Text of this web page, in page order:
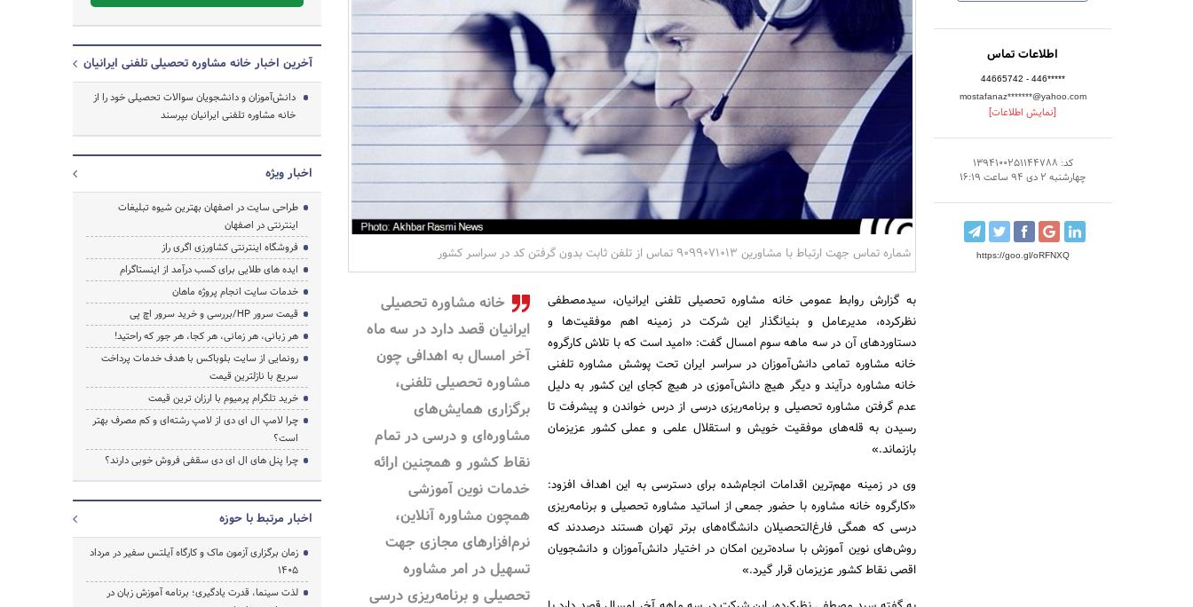
جستجو
اطلاعات تماس
44665742 - 446*****
mostafanaz*******@yahoo.com
[نمایش اطلاعات]
کد: 1394100251144788
چهارشنبه 2 دی 94 ساعت 16:19
https://goo.gl/oRFNXQ شماره تماس جهت ارتباط با مشاورین 9099071013 تماس از تلفن ثابت بدون گرفتن کد در سراسر کشور
خانه مشاوره تحصیلی
ایرانیان قصد دارد در سه ماه
آخر امسال به اهدافی چون
مشاوره تحصیلی تلفنی،
برگزاری همایش‌های
مشاوره‌ای و درسی در تمام
نقاط کشور و همچنین ارائه
خدمات نوین آموزشی
همچون مشاوره آنلاین،
نرم‌افزارهای مجازی جهت
تسهیل در امر مشاوره
تحصیلی و برنامه‌ریزی درسی
به گزارش روابط عمومی خانه مشاوره تحصیلی تلفنی ایرانیان، سیدمصطفی
نظرکرده، مدیرعامل و بنیانگذار این شرکت در زمینه اهم موفقیت‌ها و
دستاوردهای آن در سه ماهه سوم امسال گفت: «امید است که با تلاش کارگروه
خانه مشاوره تمامی دانش‌آموزان در سراسر ایران تحت پوشش مشاوره تلفنی
خانه مشاوره درآیند و دیگر هیچ دانش‌آموزی در هیچ کجای این کشور به دلیل
عدم گرفتن مشاوره تحصیلی و برنامه‌ریزی درسی از درس خواندن و پیشرفت تا
رسیدن به قله‌های موفقیت خویش و استقلال علمی و عملی کشور عزیزمان
بازنماند.»
وی در زمینه مهم‌ترین اقدامات انجام‌شده برای دسترسی به این اهداف افزود:
«کارگروه خانه مشاوره با حضور جمعی از اساتید مشاوره تحصیلی و برنامه‌ریزی
درسی که همگی فارغ‌التحصیلان دانشگاه‌های برتر تهران هستند درصددند که
روش‌های نوین آموزش با ساده‌ترین امکان در اختیار دانش‌آموزان و دانشجویان
اقصی نقاط کشور عزیزمان قرار گیرد.»
آخرین اخبار خانه مشاوره تحصیلی تلفنی ایرانیان
دانش‌آموزان و دانشجویان سوالات تحصیلی خود را از
خانه مشاوره تلفنی ایرانیان بپرسند
اخبار ویژه
طراحی سایت در اصفهان بهترین شیوه تبلیغات
اینترنتی در اصفهان
فروشگاه اینترنتی کشاورزی اگری راز
ایده های طلایی برای کسب درآمد از اینستاگرام
خدمات سایت انجام پروژه ماهان
قیمت سرور HP/بررسی و خرید سرور اچ پی
هر زبانی، هر زمانی، هر کجا، هر جور که راحتید!
رونمایی از سایت بلوباکس با هدف خدمات پرداخت
سریع با نازلترین قیمت
خرید تلگرام پرمیوم با ارزان ترین قیمت
چرا لامپ ال ای دی از لامپ رشته‌ای و کم مصرف بهتر
است؟
چرا پنل های ال ای دی سقفی فروش خوبی دارند؟
اخبار مرتبط با حوزه
زمان برگزاری آزمون ماک و کارگاه آیلتس سفیر در مرداد
1405
لذت سینما، قدرت یادگیری؛ برنامه آموزش زبان در